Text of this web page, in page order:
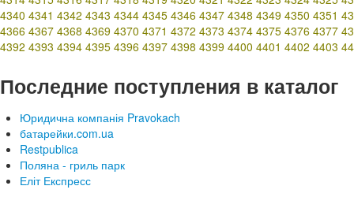
4340 4341 4342 4343 4344 4345 4346 4347 4348 4349 4350 4351
4366 4367 4368 4369 4370 4371 4372 4373 4374 4375 4376 4377
4392 4393 4394 4395 4396 4397 4398 4399 4400 4401 4402 4403
Последние поступления в каталог
Юридична компанія Pravokach
батарейки.com.ua
Restpublica
Поляна - гриль парк
Еліт Експресс